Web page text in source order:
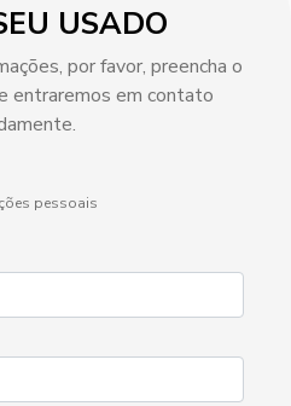
USADO
por favor, preencha o
entraremos em contato
pessoais